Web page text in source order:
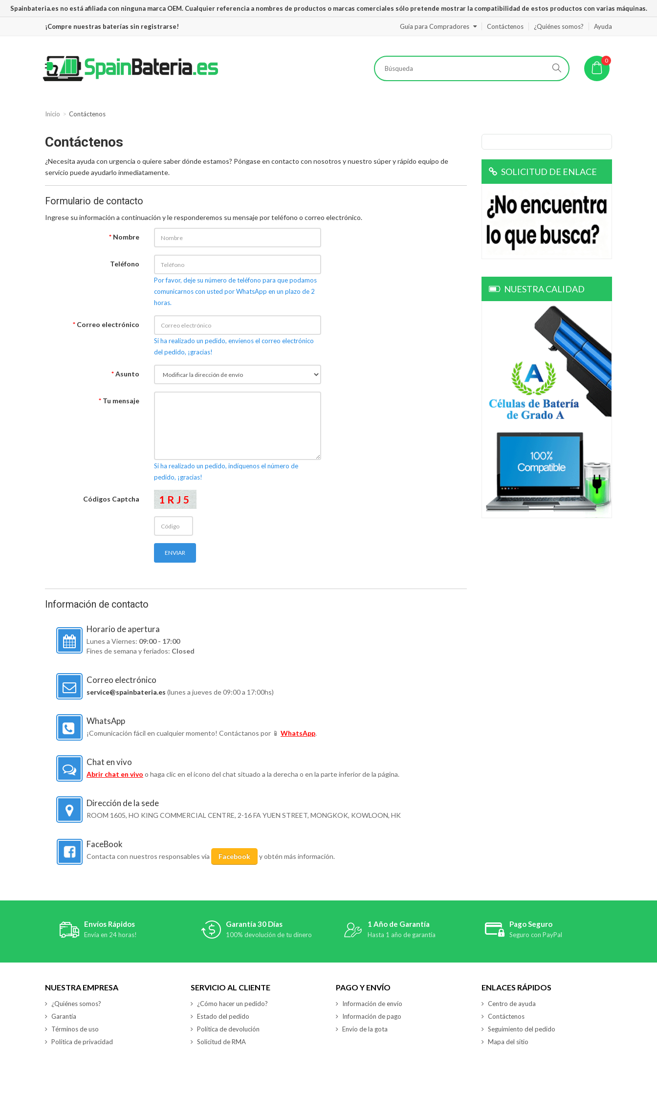
Spainbateria.es no está afiliada con ninguna marca OEM. Cualquier referencia a nombres de productos o marcas comerciales sólo pretende mostrar la compatibilidad de estos productos con varias máquinas.
¡Compre nuestras baterías sin registrarse! Guía para Compradores Contáctenos ¿Quiénes somos? Ayuda
0
Inicio Contáctenos
Contáctenos
¿Necesita ayuda con urgencia o quiere saber dónde estamos? Póngase en contacto con nosotros y nuestro súper y rápido equipo de
servicio puede ayudarlo inmediatamente.
Formulario de contacto
Ingrese su información a continuación y le responderemos su mensaje por teléfono o correo electrónico.
* Nombre
Teléfono
Por favor, deje su número de teléfono para que podamos
comunicarnos con usted por WhatsApp en un plazo de 2
horas.
* Correo electrónico
Si ha realizado un pedido, envíenos el correo electrónico
del pedido, ¡gracias!
*Asunto
* Tu mensaje
Si ha realizado un pedido, indíquenos el número de
pedido, ¡gracias!
Códigos Captcha 1RJ5
Información de contacto
Horario de apertura
Lunes a Viernes: 09:00 - 17:00
Fines de semana y feriados: Closed
Correo electrónico
service@spainbateria.es (lunes a jueves de 09:00 a 17:00hs)
WhatsApp
¡Comunicación fácil en cualquier momento! Contáctanos por 📱 WhatsApp.
Chat en vivo
Abrir chat en vivo o haga clic en el icono del chat situado a la derecha o en la parte inferior de la página.
Dirección de la sede
ROOM 1605, HO KING COMMERCIAL CENTRE, 2-16 FA YUEN STREET, MONGKOK, KOWLOON, HK
FaceBook
Contacta con nuestros responsables vía Facebook y obtén más información.
SOLICITUD DE ENLACE
NUESTRA CALIDAD
Envíos Rápidos
Envía en 24 horas!
Garantía 30 Días
100% devolución de tu dinero
1 Año de Garantía
Hasta 1 año de garantía
Pago Seguro
Seguro con PayPal
NUESTRA EMPRESA
¿Quiénes somos?
Garantía
Términos de uso
Política de privacidad
SERVICIO AL CLIENTE
¿Cómo hacer un pedido?
Estado del pedido
Política de devolución
Solicitud de RMA
PAGO Y ENVÍO
Información de envío
Información de pago
Envio de la gota
ENLACES RÁPIDOS
Centro de ayuda
Contáctenos
Seguimiento del pedido
Mapa del sitio